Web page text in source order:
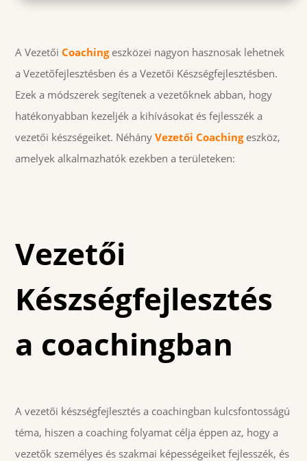
A VezetőiCoachingeszközei nagyon hasznosak lehetnek
a Vezetőfejlesztésben és a Vezetői Készségfejlesztésben.
Ezek a módszerek segítenek a vezetőknek abban, hogy
hatékonyabban kezeljék a kihívásokat és fejlesszék a
vezetői készségeiket. NéhányVezetői Coachingeszköz,
amelyek alkalmazhatók ezekben a területeken:
Vezetői
Készségfejlesztés
a coachingban
A vezetői készségfejlesztés a coachingban kulcsfontosságú
téma, hiszen a coaching folyamat célja éppen az, hogy a
vezetők személyes és szakmai képességeiket fejlesszék, és